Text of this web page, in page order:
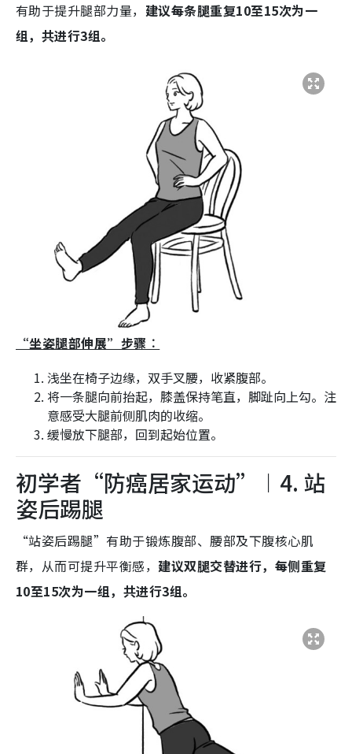
有助于提升腿部力量， 建议每条腿重复10至15次为一
组，共进行3组。
“坐姿腿部伸展”步骤︰
浅坐在椅子边缘，双手叉腰，收紧腹部。
将一条腿向前抬起，膝盖保持笔直，脚趾向上勾。注
意感受大腿前侧肌肉的收缩。
缓慢放下腿部，回到起始位置。
初学者“防癌居家运动”︱4. 站
姿后踢腿
“站姿后踢腿”有助于锻炼腹部、腰部及下腹核心肌
群，从而可提升平衡感，建议双腿交替进行，每侧重复
10至15次为一组，共进行3组。